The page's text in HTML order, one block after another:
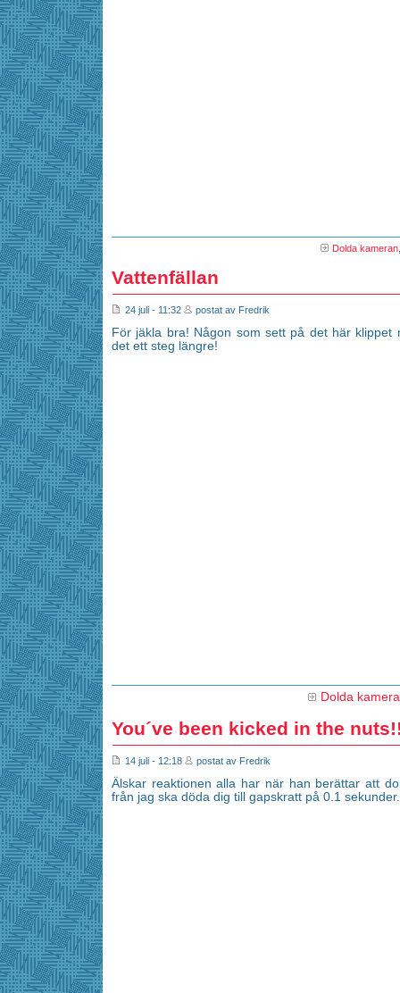
Dolda kameran
Vattenfällan
24 juli - 11:32 postat av Fredrik
För jäkla bra! Någon som sett på det här klippet
det ett steg längre!
Dolda
You´ve been kicked in the
14 juli - 12:18 postat av Fredrik
Älskar reaktionen alla har när han berättar att
från jag ska döda dig till gapskratt på 0.1 sekunder.